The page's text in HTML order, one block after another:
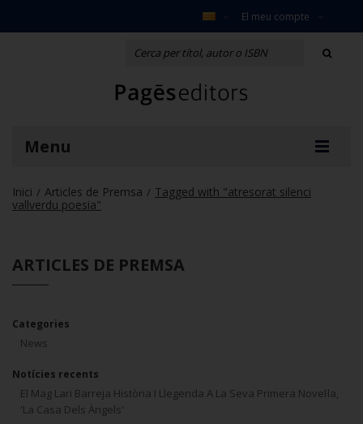
El meu compte
Menu
Inici / Articles de Premsa / Tagged with "atresorat silenci
vallverdu poesia"
ARTICLES DE PREMSA
Categories
News
Notícies recents
El Mag Lari Barreja Història I Llegenda A La Seva Primera Novel·la,
'La Casa Dels Àngels'